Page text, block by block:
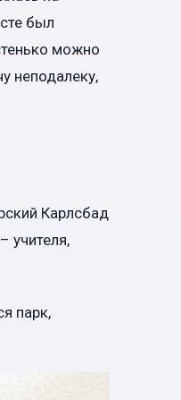
был
можно
неподалеку,
Карлсбад
учителя,
парк,